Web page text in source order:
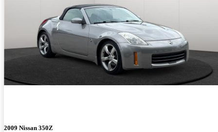
2009 Nissan 350Z